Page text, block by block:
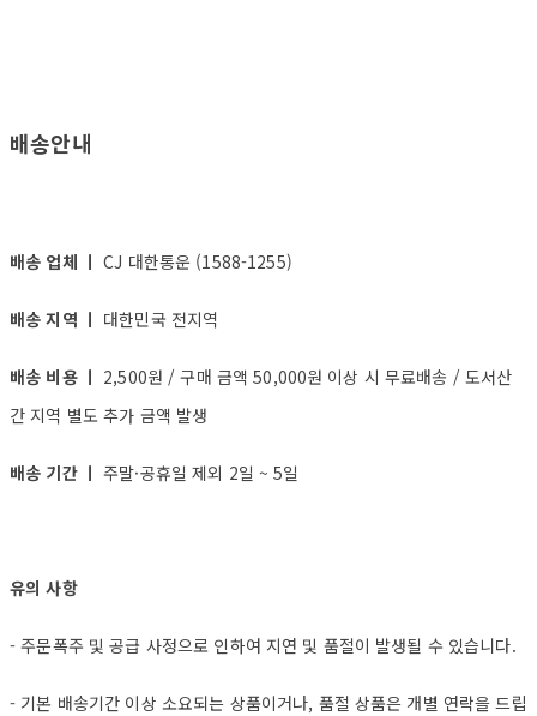
배송안내
배송 업체 ㅣCJ 대한통운 (1588-1255)
배송 지역 ㅣ 대한민국 전지역
배송 비용 ㅣ 2,500원 / 구매 금액 50,000원 이상 시 무료배송 / 도서산
간 지역 별도 추가 금액 발생
배송 기간 ㅣ주말·공휴일 제외 2일 ~ 5일
유의 사항
- 주문폭주 및 공급 사정으로 인하여 지연 및 품절이 발생될 수 있습니다.
- 기본 배송기간 이상 소요되는 상품이거나, 품절 상품은 개별 연락을 드립